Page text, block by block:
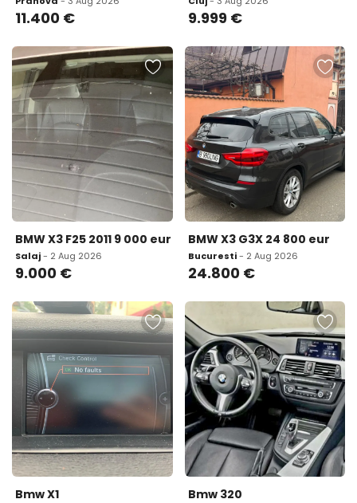
11.400 € 9.999 €
BMW X3 F25 2011 9 000 eur
Salaj- 2 Aug 2026
9.000 €
BMW X3 G3X 24 800 eur
Bucuresti- 2 Aug 2026
24.800 €
Bmw X1 Bmw 320